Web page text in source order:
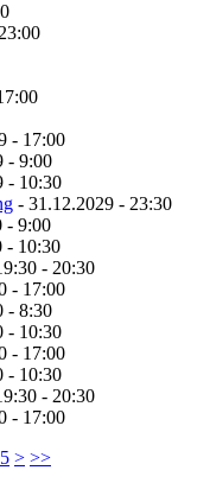
- 17:00
- 9:00
- 10:30
- 31.12.2029 - 23:30
- 9:00
- 10:30
- 20:30
- 17:00
- 8:30
- 10:30
- 17:00
- 10:30
- 20:30
- 17:00
> >>